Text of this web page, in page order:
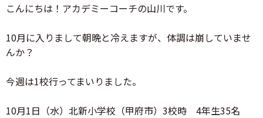
こんにちは！アカデミーコーチの山川です。
10月に入りまして朝晩と冷えますが、体調は崩していませ
んか？
今週は1校行ってまいりました。
10月1日（水）北新小学校（甲府市）3校時 4年生35名